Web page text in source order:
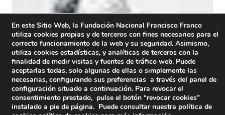
En este Sitio Web, la Fundación Nacional Francisco Franco
utiliza cookies propias y de terceros con fines necesarios para el
correcto funcionamiento de la web y su seguridad. Asimismo,
utiliza cookies estadísticas, y analíticas de terceros con la
finalidad de medir visitas y fuentes de tráfico web. Puede
aceptarlas todas, solo algunas de ellas o simplemente las
necesarias, configurando sus preferencias a través del panel de
configuración situado a continuación. Para revocar el
consentimiento prestado, pulse el botón “revocar cookies”
instalado a pie de página. Puede consultar nuestra política de